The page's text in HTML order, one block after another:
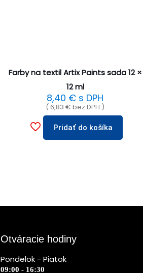
Farby na textil Artix Paints sada 12 ×
12 ml
8,40 € s DPH
(6,83€ bez DPH )
Pridať do košíka
Otváracie hodiny
Pondelok - Piatok
09:00 - 16:30